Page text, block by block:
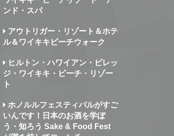
ンド・スパ
アウトリガー・リゾート＆ホテ
ル＆ワイキキビーチウォーク
ヒルトン・ハワイアン・ビレッ
ジ・ワイキキ・ビーチ・リゾー
ト
ホノルルフェスティバルがすご
いんです！日本のお酒を学ぼ
う・知ろう Sake & Food Fest